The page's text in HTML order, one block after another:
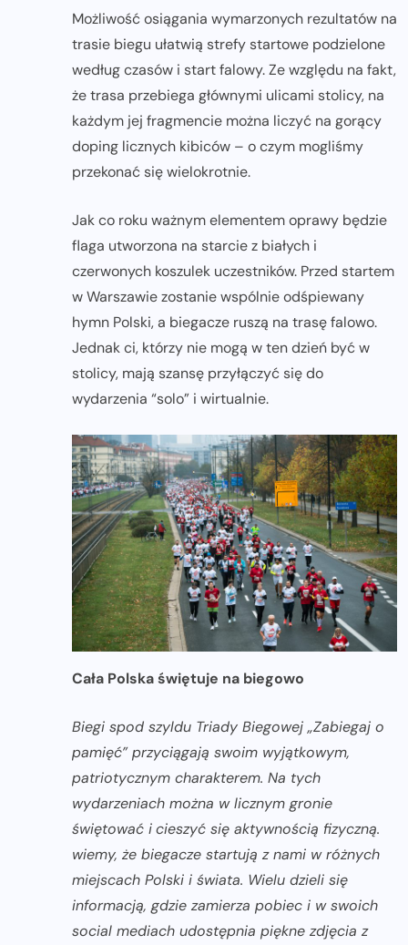
Możliwość osiągania wymarzonych rezultatów na
trasie biegu ułatwią strefy startowe podzielone
według czasów i start falowy. Ze względu na fakt,
że trasa przebiega głównymi ulicami stolicy, na
każdym jej fragmencie można liczyć na gorący
doping licznych kibiców – o czym mogliśmy
przekonać się wielokrotnie.
Jak co roku ważnym elementem oprawy będzie
flaga utworzona na starcie z białych i
czerwonych koszulek uczestników. Przed startem
w Warszawie zostanie wspólnie odśpiewany
hymn Polski, a biegacze ruszą na trasę falowo.
Jednak ci, którzy nie mogą w ten dzień być w
stolicy, mają szansę przyłączyć się do
wydarzenia “solo” i wirtualnie.
Cała Polska świętuje na biegowo
Biegi spod szyldu Triady Biegowej „Zabiegaj o
pamięć” przyciągają swoim wyjątkowym,
patriotycznym charakterem. Na tych
wydarzeniach można w licznym gronie
świętować icieszyć się aktywnością fizyczną.
wiemy, że biegacze startują z nami w różnych
miejscach Polski i świata. Wielu dzieli się
informacją, gdzie zamierza pobiec i w swoich
social mediach udostępnia piękne zdjęcia z